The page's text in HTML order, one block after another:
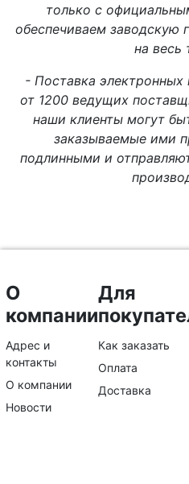
только с
обеспечиваем заводскую
на весь
- Поставка
от 1200 ведущих
наши клиенты могут
заказываемые ими
подлинными и
О
компании
Адрес и
контакты
О компании
Новости
Для
Как заказать
Оплата
Доставка